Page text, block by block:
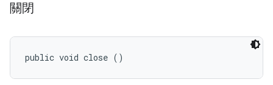
關閉
public void close ()